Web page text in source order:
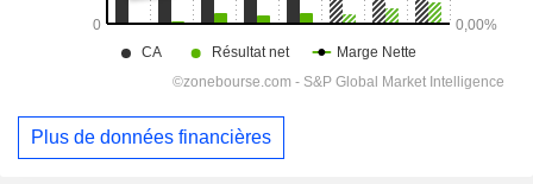
Plus de données financières